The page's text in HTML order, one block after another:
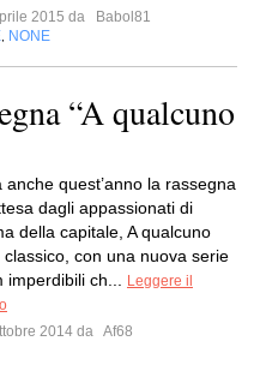
2015 da
Babol81
NONE
“A qualcuno
anche quest’anno la rassegna
dagli appassionati di
della capitale, A qualcuno
classico, con una nuova serie
imperdibili ch...
Leggere il
2014 da Af68